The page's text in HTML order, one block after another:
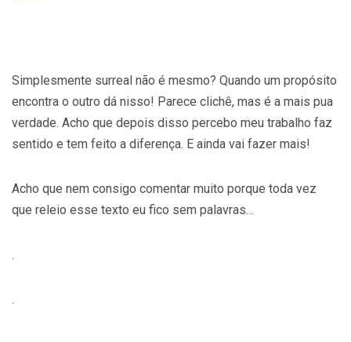
Simplesmente surreal não é mesmo? Quando um propósito
encontra o outro dá nisso! Parece clichê, mas é a mais pua
verdade. Acho que depois disso percebo meu trabalho faz
sentido e tem feito a diferença. E ainda vai fazer mais!
Acho que nem consigo comentar muito porque toda vez
que releio esse texto eu fico sem palavras…
.
.